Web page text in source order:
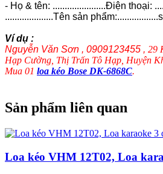
- Họ & tên: ......................Điện thoại:
....................Tên sản
Ví dụ :
Nguyễn Văn Sơn , 0909123455 , 29
Hạp Cường, Thị Trấn Tô Hạp, Huyện
Mua 01 loa kéo Bose DK-6868C.
Sản phẩm liên quan
Loa kéo VHM 12T02, Loa